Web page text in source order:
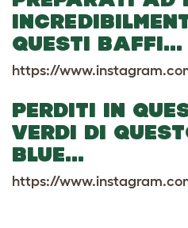
QUESTI BAFFI…
https://
PERDITI IN
VERDI DI
BLUE…
https://